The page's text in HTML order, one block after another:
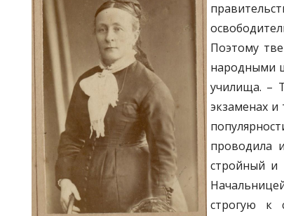
Поэтому
народными
училища. –
экзаменах и
проводила
стройный и
строгую к